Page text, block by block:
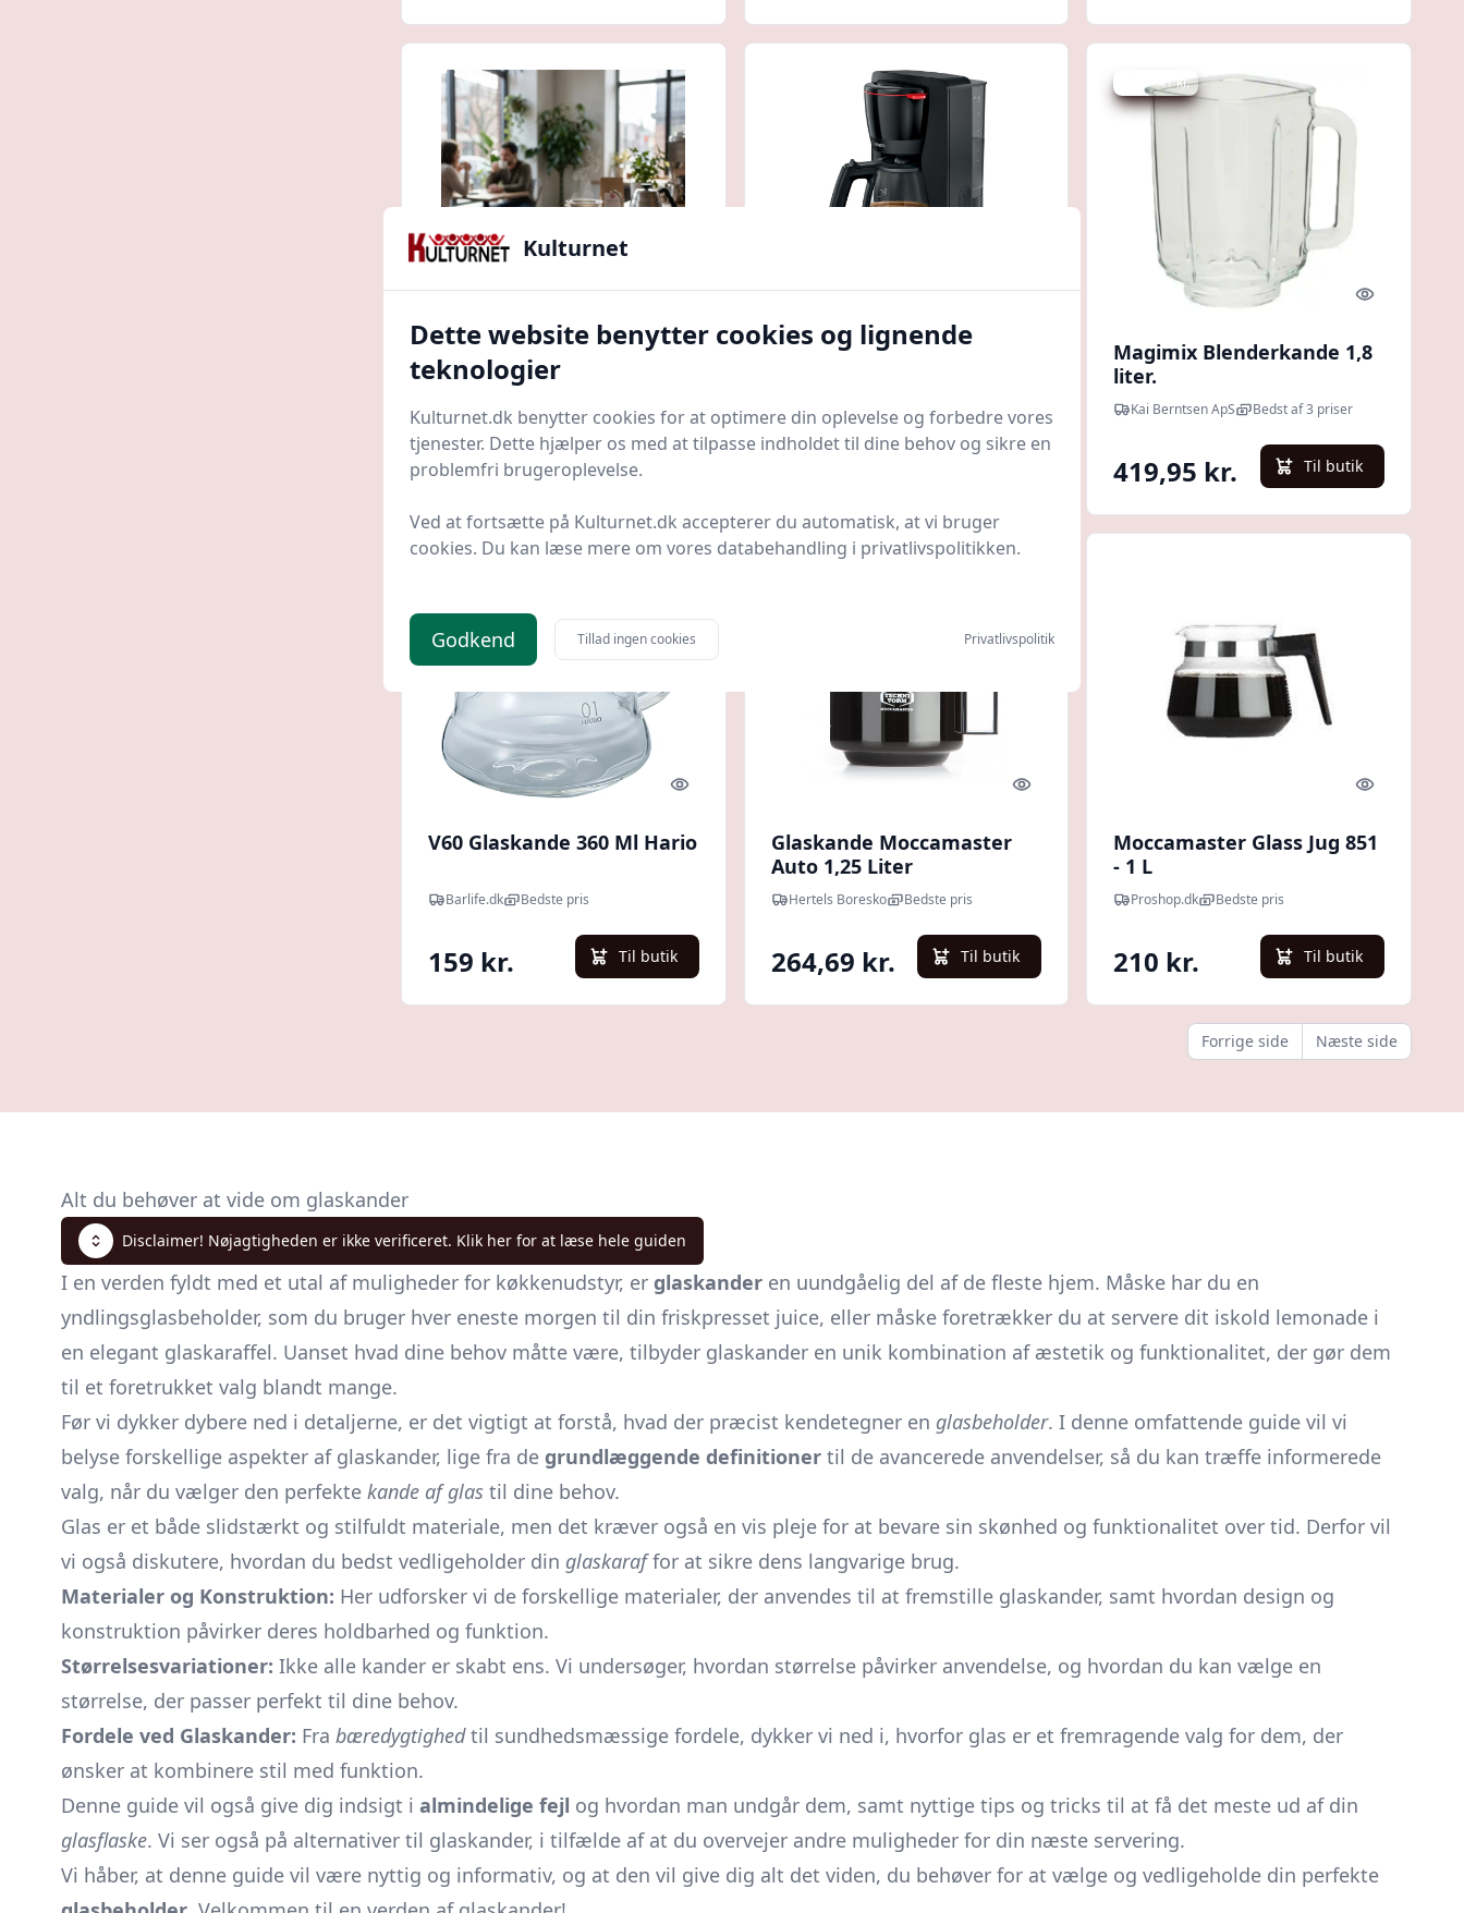
Quick look
V60 Glaskande 800 Ml Hario
Barlife.dk Bedste pris
199 kr. Til butik
Quick look
Bosch My Moment
Proshop.dk Bedste pris
Spar -41 kr.
Quick look
Magimix Blenderkande 1,8
liter.
Kai Berntsen ApS Bedst af 3 priser
419,95 kr. Til butik
Quick look
V60 Glaskande 360 Ml Hario
Barlife.dk Bedste pris
159 kr. Til butik
Quick look
Glaskande Moccamaster
Auto 1,25 Liter
Hertels Boresko Bedste pris
264,69 kr. Til butik
Quick look
Moccamaster Glass Jug 851
- 1 L
Proshop.dk Bedste pris
210 kr. Til butik
Forrige side Næste side
Alt du behøver at vide om glaskander
Disclaimer! Nøjagtigheden er ikke verificeret. Klik her for at læse hele guiden
I en verden fyldt med et utal af muligheder for køkkenudstyr, er glaskander en uundgåelig del af de fleste hjem. Måske har du en
yndlingsglasbeholder, som du bruger hver eneste morgen til din friskpresset juice, eller måske foretrækker du at servere dit iskold lemonade i
en elegant glaskaraffel. Uanset hvad dine behov måtte være, tilbyder glaskander en unik kombination af æstetik og funktionalitet, der gør dem
til et foretrukket valg blandt mange.
Før vi dykker dybere ned i detaljerne, er det vigtigt at forstå, hvad der præcist kendetegner en glasbeholder. I denne omfattende guide vil vi
belyse forskellige aspekter af glaskander, lige fra de grundlæggende definitioner til de avancerede anvendelser, så du kan træffe informerede
valg, når du vælger den perfekte kande af glas til dine behov.
Glas er et både slidstærkt og stilfuldt materiale, men det kræver også en vis pleje for at bevare sin skønhed og funktionalitet over tid. Derfor vil
vi også diskutere, hvordan du bedst vedligeholder din glaskaraffor at sikre dens langvarige brug.
Materialer og Konstruktion: Her udforsker vi de forskellige materialer, der anvendes til at fremstille glaskander, samt hvordan design og
konstruktion påvirker deres holdbarhed og funktion.
Størrelsesvariationer: Ikke alle kander er skabt ens. Vi undersøger, hvordan størrelse påvirker anvendelse, og hvordan du kan vælge en
størrelse, der passer perfekt til dine behov.
Fordele ved Glaskander: Fra bæredygtighedtil sundhedsmæssige fordele, dykker vi ned i, hvorfor glas er et fremragende valg for dem, der
ønsker at kombinere stil med funktion.
Denne guide vil også give dig indsigt i almindelige fejl og hvordan man undgår dem, samt nyttige tips og tricks til at få det meste ud af din
glasflaske. Vi ser også på alternativer til glaskander, i tilfælde af at du overvejer andre muligheder for din næste servering.
Vi håber, at denne guide vil være nyttig og informativ, og at den vil give dig alt det viden, du behøver for at vælge og vedligeholde din perfekte
Kulturnet
Dette website benytter cookies og lignende
teknologier
Kulturnet.dk benytter cookies for at optimere din oplevelse og forbedre vores
tjenester. Dette hjælper os med at tilpasse indholdet til dine behov og sikre en
problemfri brugeroplevelse.
Ved at fortsætte på Kulturnet.dk accepterer du automatisk, at vi bruger
cookies. Du kan læse mere om vores databehandling i privatlivspolitikken.
Godkend Tillad ingen cookies Privatlivspolitik